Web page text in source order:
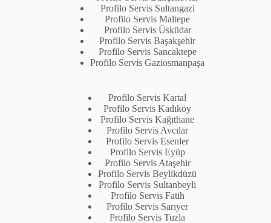
Profilo Servis Sultangazi
Profilo Servis Maltepe
Profilo Servis Üsküdar
Profilo Servis Başakşehir
Profilo Servis Sancaktepe
Profilo Servis Gaziosmanpaşa
Profilo Servis Kartal
Profilo Servis Kadıköy
Profilo Servis Kağıthane
Profilo Servis Avcılar
Profilo Servis Esenler
Profilo Servis Eyüp
Profilo Servis Ataşehir
Profilo Servis Beylikdüzü
Profilo Servis Sultanbeyli
Profilo Servis Fatih
Profilo Servis Sarıyer
Profilo Servis Tuzla